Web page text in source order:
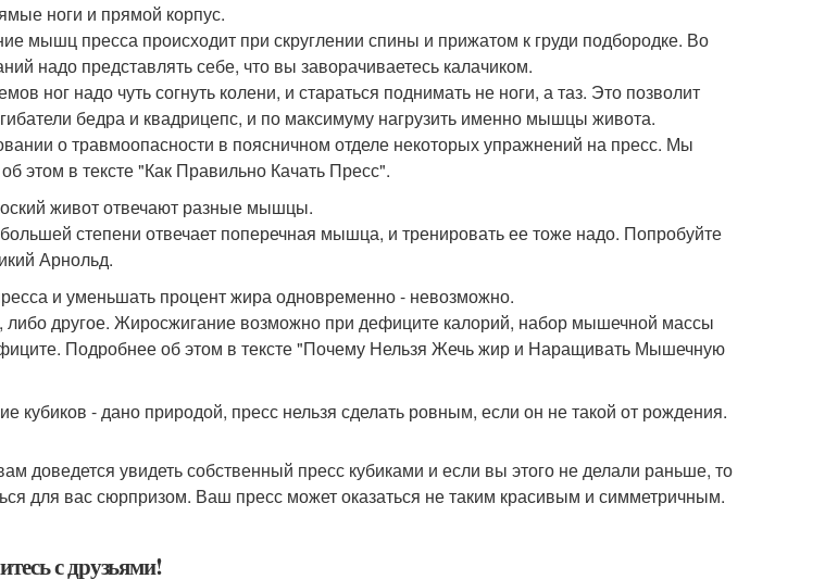
ноги и прямой корпус.
мышц пресса происходит при скруглении спины и прижатом к груди подбородке. Во
надо представлять себе, что вы заворачиваетесь калачиком.
ног надо чуть согнуть колени, и стараться поднимать не ноги, а таз. Это позволит
бедра и квадрицепс, и по максимуму нагрузить именно мышцы живота.
о травмоопасности в поясничном отделе некоторых упражнений на пресс. Мы
этом в тексте "Как Правильно Качать Пресс".
живот отвечают разные мышцы.
степени отвечает поперечная мышца, и тренировать ее тоже надо. Попробуйте
Арнольд.
и уменьшать процент жира одновременно - невозможно.
другое. Жиросжигание возможно при дефиците калорий, набор мышечной массы
Подробнее об этом в тексте "Почему Нельзя Жечь жир и Наращивать Мышечную
кубиков - дано природой, пресс нельзя сделать ровным, если он не такой от рождения.
доведется увидеть собственный пресс кубиками и если вы этого не делали раньше, то
для вас сюрпризом. Ваш пресс может оказаться не таким красивым и симметричным.
с друзьями!